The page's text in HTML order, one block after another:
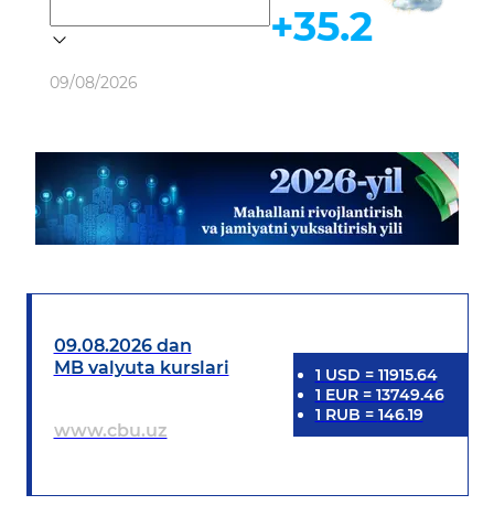
Ob-havo
09/08/2026
+35.2
09.08.2026 dan
MB valyuta kurslari
www.cbu.uz
1 USD = 11915.64
1 EUR= 13749.46
1 RUB = 146.19